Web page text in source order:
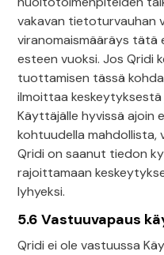
vakavan tietoturvauhan
viranomaismääräys tätä
esteen vuoksi. Jos Qridi
tuottamisen tässä
ilmoittaa
Käyttäjälle hyvissä ajoin
kohtuudella mahdollista,
Qridi on saanut tiedon
rajoittamaan
lyhyeksi.
5.6 Vastuuvapaus
Qridi ei ole vastuussa